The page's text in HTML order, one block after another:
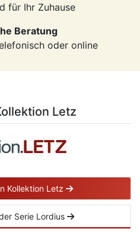
für Ihr Zuhause
Beratung
oder online
Letz
Kollektion Letz
Serie Lordius